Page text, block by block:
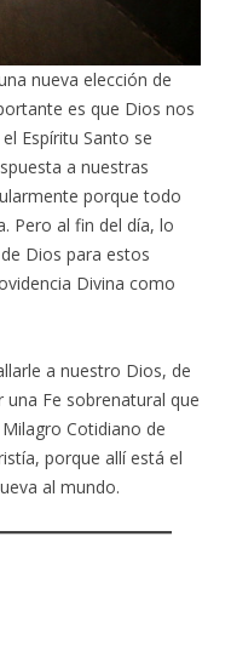
nueva elección de
es que Dios nos
Espíritu Santo se
a nuestras
porque todo
Pero al fin del día, lo
Dios para estos
Divina como
a nuestro Dios, de
Fe sobrenatural que
Cotidiano de
porque allí está el
al mundo.